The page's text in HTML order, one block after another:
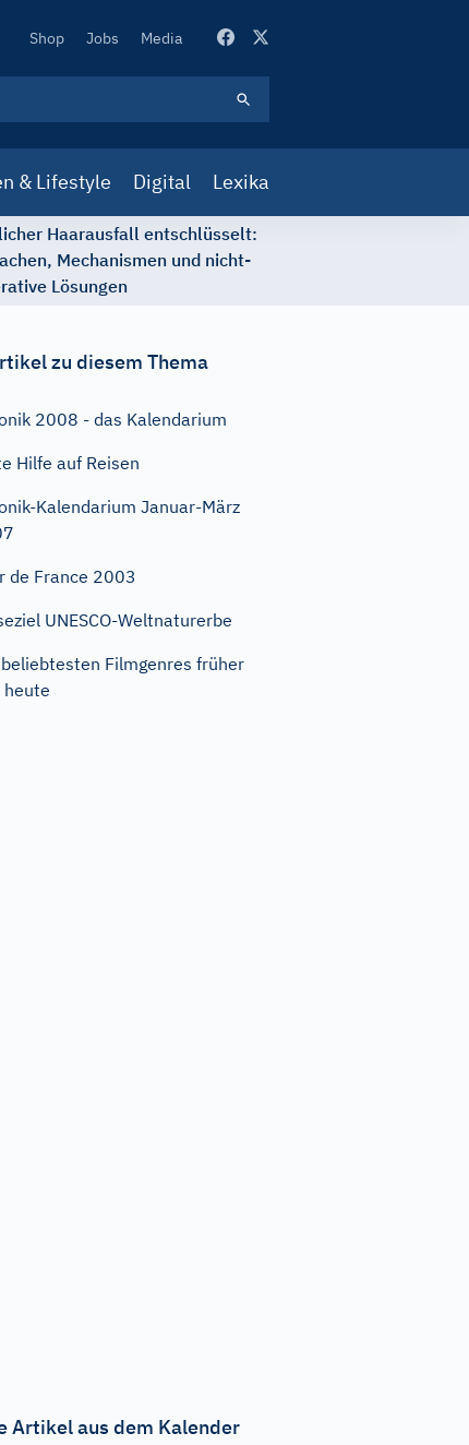
Secondary
Shop Jobs Media
& Lifestyle Digital Lexika
Haarausfall entschlüsselt:
Mechanismen und nicht-
Lösungen
zu diesem Thema
2008 - das Kalendarium
Hilfe auf Reisen
Kalendarium Januar-März
de France 2003
UNESCO-Weltnaturerbe
Filmgenres früher
heute
Artikel aus dem Kalender